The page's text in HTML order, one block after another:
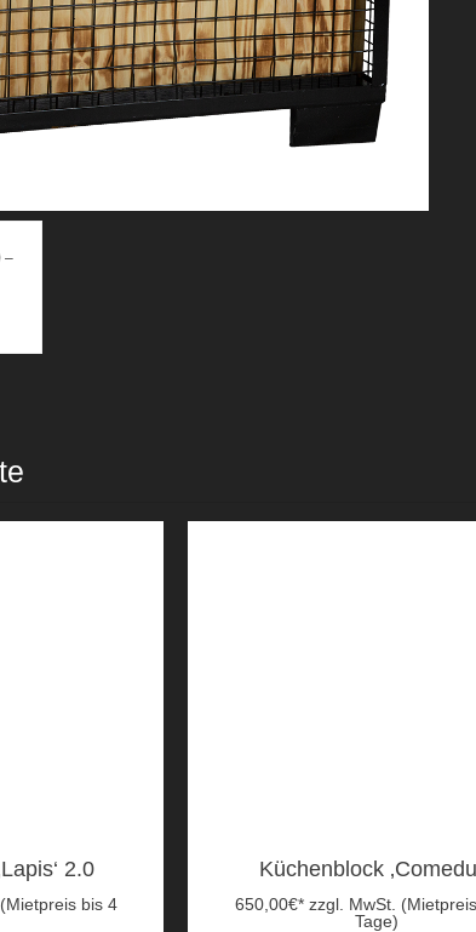
2.0
bis 4
Küchenblock
650,00€* zzgl. MwSt.
Tage)